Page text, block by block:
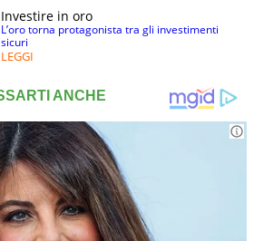
Investire in oro
L’oro torna protagonista tra gli investimenti
sicuri
LEGGI